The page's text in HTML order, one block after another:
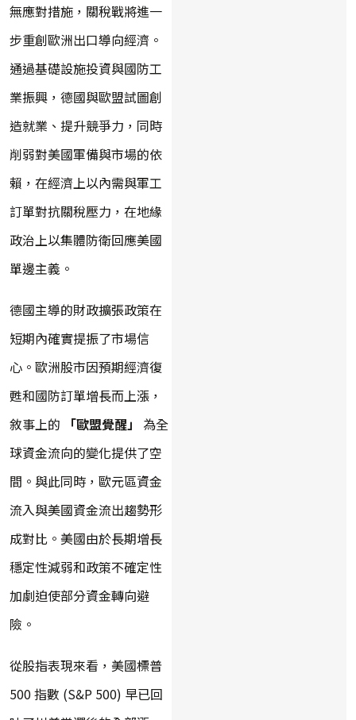
無應對措施，關稅戰將進一
步重創歐洲出口導向經濟。
通過基礎設施投資與國防工
業振興，德國與歐盟試圖創
造就業、提升競爭力，同時
削弱對美國軍備與市場的依
賴，在經濟上以內需與軍工
訂單對抗關稅壓力，在地緣
政治上以集體防衛回應美國
單邊主義。
德國主導的財政擴張政策在
短期內確實提振了市場信
心。歐洲股市因預期經濟復
甦和國防訂單增長而上漲，
敘事上的
「歐盟覺醒」
為全
球資金流向的變化提供了空
間。與此同時，歐元區資金
流入與美國資金流出趨勢形
成對比。美國由於長期增長
穩定性減弱和政策不確定性
加劇迫使部分資金轉向避
險。
從股指表現來看，美國標普
500 指數 (S&P 500) 早已回